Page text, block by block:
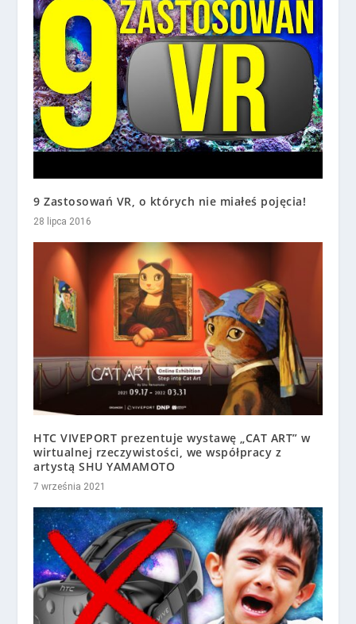
9 Zastosowań VR, o których nie miałeś pojęcia!
28 lipca 2016
HTC VIVEPORT prezentuje wystawę „CAT ART” w
wirtualnej rzeczywistości, we współpracy z
artystą SHU YAMAMOTO
7 września 2021